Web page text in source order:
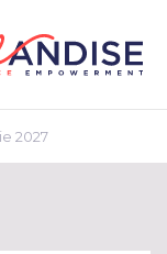
2027